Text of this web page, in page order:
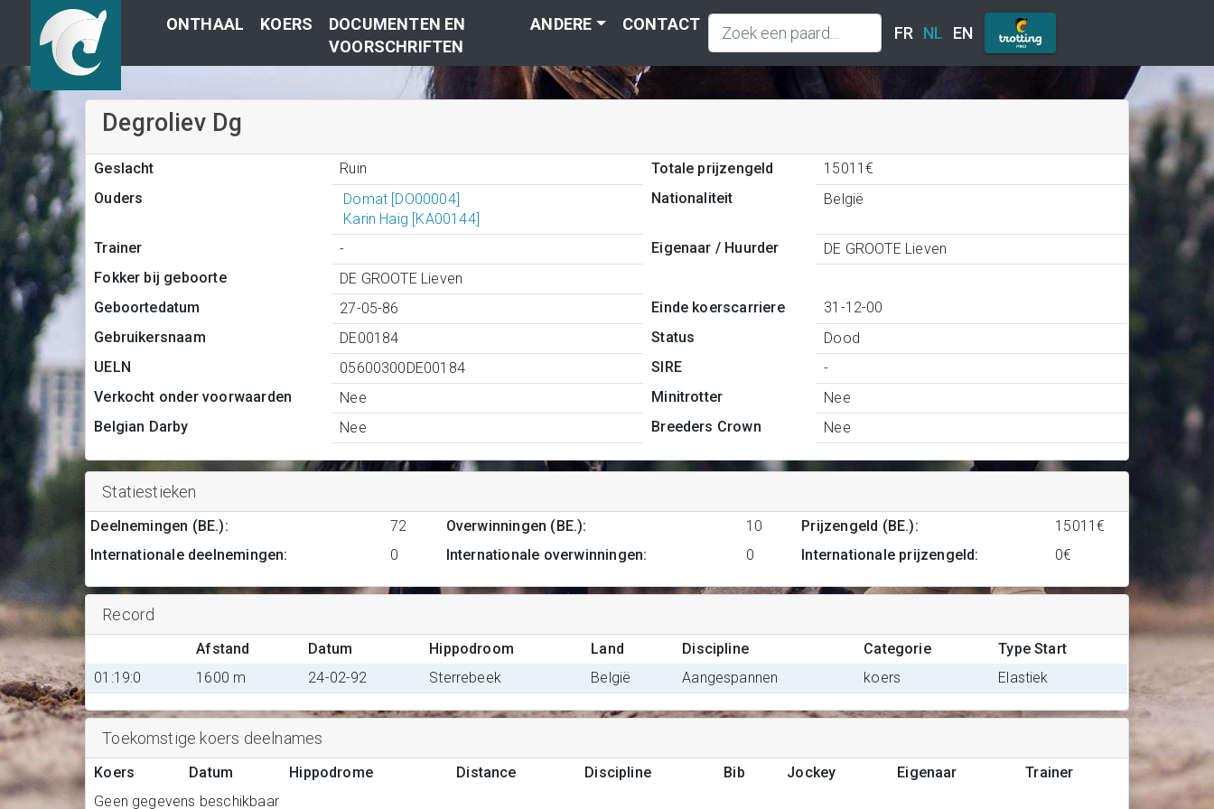
ONTHAAL KOERS
DOCUMENTEN EN
VOORSCHRIFTEN
ANDERE CONTACT FR NL EN
Degroliev Dg
Geslacht Ruin Totale prijzengeld
15011€
Ouders
Domat [DO00004]
Karin Haig [KA00144]
Nationaliteit België
Trainer - Eigenaar / Huurder
DE GROOTE Lieven
Fokker bij geboorte
DE GROOTE Lieven
Geboortedatum
27-05-86 Einde koerscarriere
31-12-00
Gebruikersnaam
DE00184 Status
Dood
UELN
05600300DE00184 SIRE
-
Verkocht onder voorwaarden
Nee Minitrotter
Nee
Belgian Darby
Nee Breeders Crown Nee
Statiestieken
Deelnemingen (BE.):
72
Internationale deelnemingen: 0
Overwinningen (BE.):
10
Internationale overwinningen: 0
Prijzengeld (BE.):
15011€
Internationale prijzengeld: 0€
Record
Afstand Datum Hippodroom Land Discipline Categorie
Type Start
01:19:0
1600 m 24-02-92 Sterrebeek België Aangespannen koers Elastiek
Toekomstige koers deelnames
Koers Datum Hippodrome Distance Discipline Bib Jockey Eigenaar
Trainer
Geen gegevens beschikbaar